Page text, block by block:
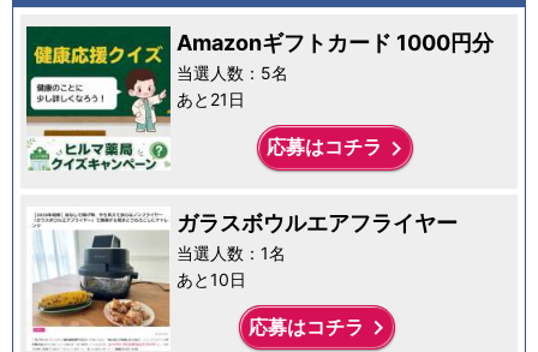
Amazonギフトカード 1000円分
当選人数：5名
あと21日
応募はコチラ keyboard_arrow_right
ガラスボウルエアフライヤー
当選人数：1名
あと10日
応募はコチラ keyboard_arrow_right